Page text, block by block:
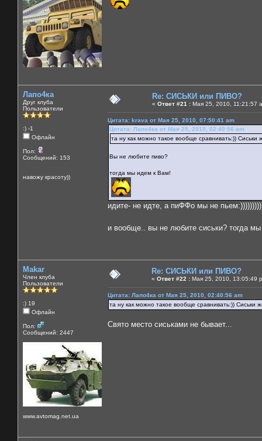
Лапо4ка
Друг клуба
Пользователи
:) -1
Офлайн
Пол:
Сообщений: 153
навожу красоту))
Re: СИСЬКИ или ПИВО?
« Ответ #21 : Мая 25, 2010, 11:21:57
Цитата: krava от Мая 25, 2010, 07:50:41 am
Цитата: Лапо4ка от Мая 25, 2010, 02:40:56 am
та ну как можно такое вообще сравнивать:)) Сиськи
Вы не любите пиво?
тогда мы идем к Вам!
идите- не идте, а пиФФо мы не
и вообще.. вы не любите сиськи? тогда
Makar
Член клуба
Пользователи
:) 19
Офлайн
Пол:
Сообщений: 2447
www.avtomag.net.ua
Re: СИСЬКИ или ПИВО?
« Ответ #22 : Мая 25, 2010, 13:05:49
Цитата: Лапо4ка от Мая 25, 2010, 02:40:56 am
та ну как можно такое вообще сравнивать:)) Сиськи
Свято место сиськами не бывает...